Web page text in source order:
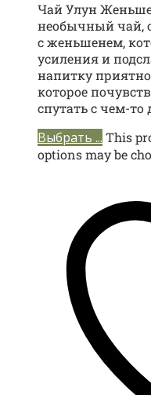
Чай Улун
необычный чай,
с женьшенем,
усиления и
напитку
которое
спутать с чем-то
Выбрать ... This
options may be